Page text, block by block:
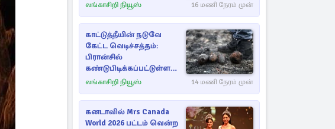
லங்காசிறி நியூஸ் 16 மணி நேரம் முன்
காட்டுத்தீயின் நடுவே
கேட்ட வெடிச்சத்தம்:
பிரான்சில்
கண்டுபிடிக்கப்பட்டுள்ள
வெடிகுண்டுகள்
லங்காசிறி நியூஸ் 14 மணி நேரம் முன்
கனடாவில் Mrs Canada
World 2026 பட்டம் வென்ற